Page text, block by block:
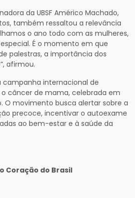
da UBSF Américo Machado,
também ressaltou a relevância
o ano todo com as mulheres,
É o momento em que
palestras, a importância dos
afirmou.
campanha internacional de
câncer de mama, celebrada em
O movimento busca alertar sobre a
precoce, incentivar o autoexame
ao bem-estar e à saúde da
Coração do Brasil